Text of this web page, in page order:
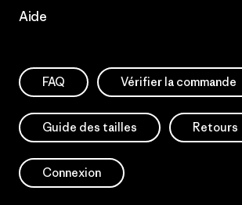
Aide
FAQ Vérifier la commande
Guide des tailles Retours
Connexion